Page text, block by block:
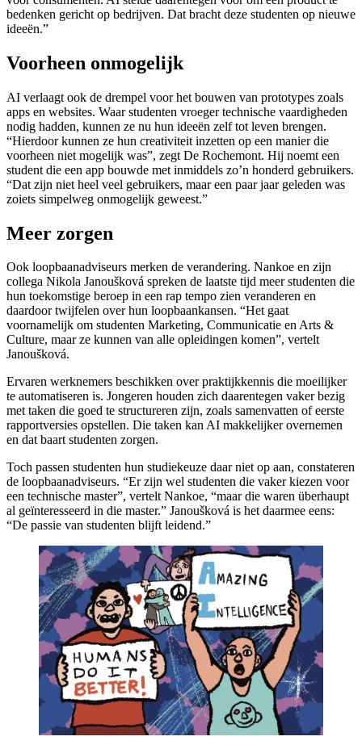
bedenken gericht op bedrijven. Dat bracht deze studenten op nieuwe
ideeën.”
Voorheen onmogelijk
AI verlaagt ook de drempel voor het bouwen van prototypes zoals
apps en websites. Waar studenten vroeger technische vaardigheden
nodig hadden, kunnen ze nu hun ideeën zelf tot leven brengen.
“Hierdoor kunnen ze hun creativiteit inzetten op een manier die
voorheen niet mogelijk was”, zegt De Rochemont. Hij noemt een
student die een app bouwde met inmiddels zo’n honderd gebruikers.
“Dat zijn niet heel veel gebruikers, maar een paar jaar geleden was
zoiets simpelweg onmogelijk geweest.”
Meer zorgen
Ook loopbaanadviseurs merken de verandering. Nankoe en zijn
collega Nikola Janoušková spreken de laatste tijd meer studenten die
hun toekomstige beroep in een rap tempo zien veranderen en
daardoor twijfelen over hun loopbaankansen. “Het gaat
voornamelijk om studenten Marketing, Communicatie en Arts &
Culture, maar ze kunnen van alle opleidingen komen”, vertelt
Janoušková.
Ervaren werknemers beschikken over praktijkkennis die moeilijker
te automatiseren is. Jongeren houden zich daarentegen vaker bezig
met taken die goed te structureren zijn, zoals samenvatten of eerste
rapportversies opstellen. Die taken kan AI makkelijker overnemen
en dat baart studenten zorgen.
Toch passen studenten hun studiekeuze daar niet op aan, constateren
de loopbaanadviseurs. “Er zijn wel studenten die vaker kiezen voor
een technische master”, vertelt Nankoe, “maar die waren überhaupt
al geïnteresseerd in die master.” Janoušková is het daarmee eens:
“De passie van studenten blijft leidend.”